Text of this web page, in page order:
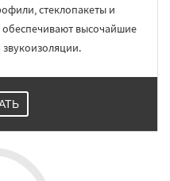
стеклопакеты и
высочайшие